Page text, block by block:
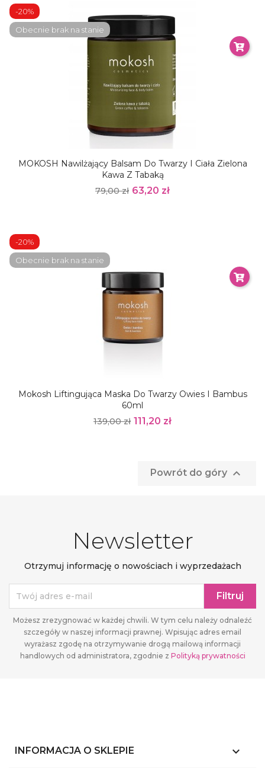
MOKOSH Nawilżający Balsam Do Twarzy I Ciała Zielona
Kawa Z Tabaką
79,00 zł 63,20 zł
-20%
Obecnie brak na stanie
Mokosh Liftingująca Maska Do Twarzy Owies I Bambus
60ml
139,00 zł 111,20 zł
-20%
Obecnie brak na stanie
Powrót do góry 
Newsletter
Otrzymuj informację o nowościach i wyprzedażach
Możesz zrezygnować w każdej chwili. W tym celu należy odnaleźć
szczegóły w naszej informacji prawnej. Wpisując adres email
wyrażasz zgodę na otrzymywanie drogą mailową informacji
handlowych od administratora, zgodnie z Polityką prywatności
INFORMACJA O SKLEPIE keyboard_arrow_down